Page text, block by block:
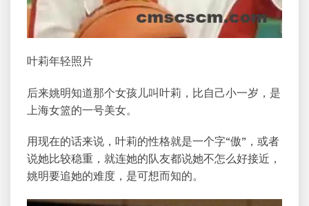
叶莉年轻照片
后来姚明知道那个女孩儿叫叶莉，比自己小一岁，是
上海女篮的一号美女。
用现在的话来说，叶莉的性格就是一个字“傲”，或者
说她比较稳重，就连她的队友都说她不怎么好接近，
姚明要追她的难度，是可想而知的。